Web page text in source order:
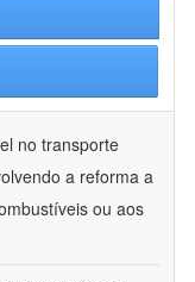
no transporte
a reforma a
ou aos